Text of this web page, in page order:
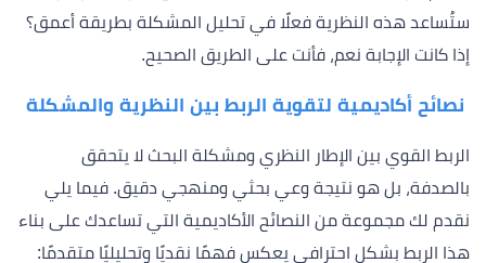
ستُساعد هذه النظرية فعلًا في تحليل المشكلة بطريقة أعمق؟
إذا كانت الإجابة نعم، فأنت على الطريق الصحيح.
نصائح أكاديمية لتقوية الربط بين النظرية والمشكلة
الربط القوي بين الإطار النظري ومشكلة البحث لا يتحقق
بالصدفة، بل هو نتيجة وعي بحثي ومنهجي دقيق. فيما يلي
نقدم لك مجموعة من النصائح الأكاديمية التي تساعدك على بناء
هذا الربط بشكل احترافي يعكس فهمًا نقديًا وتحليليًا متقدمًا: